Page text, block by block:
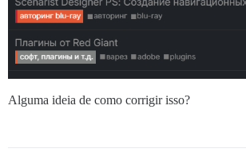
Alguma ideia de como corrigir isso?